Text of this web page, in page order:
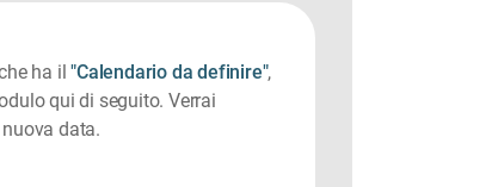
ha il"Calendario da definire",
qui di seguito. Verrai
data.